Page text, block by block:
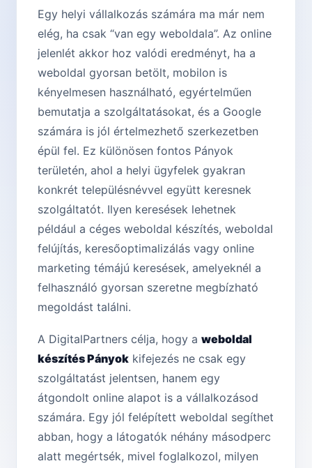
Egy helyi vállalkozás számára ma már nem
elég, ha csak “van egy weboldala”. Az online
jelenlét akkor hoz valódi eredményt, ha a
weboldal gyorsan betölt, mobilon is
kényelmesen használható, egyértelműen
bemutatja a szolgáltatásokat, és a Google
számára is jól értelmezhető szerkezetben
épül fel. Ez különösen fontos Pányok
területén, ahol a helyi ügyfelek gyakran
konkrét településnévvel együtt keresnek
szolgáltatót. Ilyen keresések lehetnek
például a céges weboldal készítés, weboldal
felújítás, keresőoptimalizálás vagy online
marketing témájú keresések, amelyeknél a
felhasználó gyorsan szeretne megbízható
megoldást találni.
A DigitalPartners célja, hogy a weboldal
készítés Pányok kifejezés ne csak egy
szolgáltatást jelentsen, hanem egy
átgondolt online alapot is a vállalkozásod
számára. Egy jól felépített weboldal segíthet
abban, hogy a látogatók néhány másodperc
alatt megértsék, mivel foglalkozol, milyen